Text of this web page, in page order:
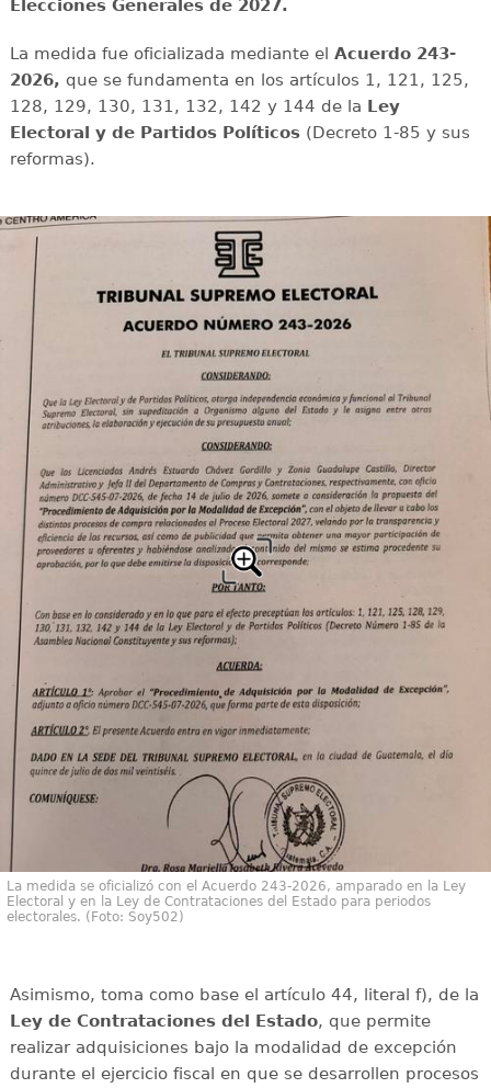
Elecciones Generales de 2027.
La medida fue oficializada mediante el Acuerdo 243-
2026, que se fundamenta en los artículos 1, 121, 125,
128, 129, 130, 131, 132, 142 y 144 de la Ley
Electoral y de Partidos Políticos(Decreto 1-85 y sus
reformas).
La medida se oficializó con el Acuerdo 243-2026, amparado en la Ley
Electoral y en la Ley de Contrataciones del Estado para periodos
electorales. (Foto: Soy502)
Asimismo, toma como base el artículo 44, literal f), de la
Ley de Contrataciones del Estado, que permite
realizar adquisiciones bajo la modalidad de excepción
durante el ejercicio fiscal en que se desarrollen procesos